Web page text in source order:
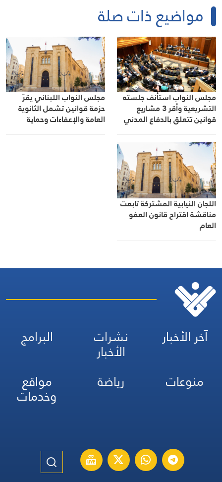
مواضيع ذات صلة
مجلس النواب استأنف جلسته
التشريعية وأقر 3 مشاريع
قوانين تتعلق بالدفاع المدني
وزيادة حصة لبنان في رأسمال
البنك الاوروبي لاعادة الإعمار
مجلس النواب اللبناني يقرّ
حزمة قوانين تشمل الثانوية
العامة والإعفاءات وحماية
اللجان النيابية المشتركة تابعت
مناقشة اقتراح قانون العفو
العام
آخر الأخبار نشرات
الأخبار
البرامج
منوعات
رياضة مواقع
وخدمات